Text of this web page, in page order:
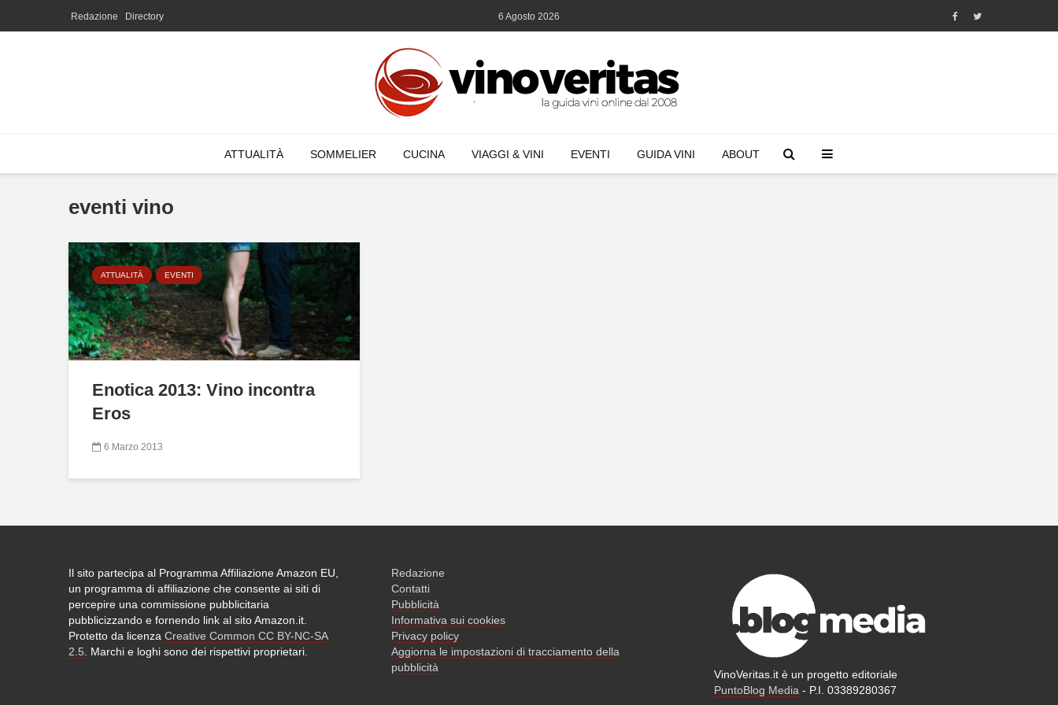
Redazione Directory 6 Agosto 2026
ATTUALITÀ SOMMELIER CUCINA VIAGGI & VINI EVENTI GUIDA VINI ABOUT
eventi vino
ATTUALITÀ EVENTI
Enotica 2013: Vino incontra
Eros
6 Marzo 2013
Il sito partecipa al Programma Affiliazione Amazon EU,
un programma di affiliazione che consente ai siti di
percepire una commissione pubblicitaria
pubblicizzando e fornendo link al sito Amazon.it.
Protetto da licenza Creative Common CC BY-NC-SA
2.5 . Marchi e loghi sono dei rispettivi proprietari.
Redazione
Contatti
Pubblicità
Informativa sui cookies
Privacy policy
Aggiorna le impostazioni di tracciamento della
pubblicità
VinoVeritas.it è un progetto editoriale
PuntoBlog Media - P.I. 03389280367